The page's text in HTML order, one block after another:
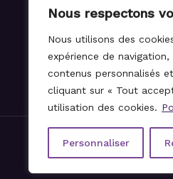
Nous respectons
Nous utilisons des
expérience de
contenus personnalisés
cliquant sur « Tout
utilisation des cookies.
Personnaliser
du Mardi au Samedi
© 2021-2026 Le